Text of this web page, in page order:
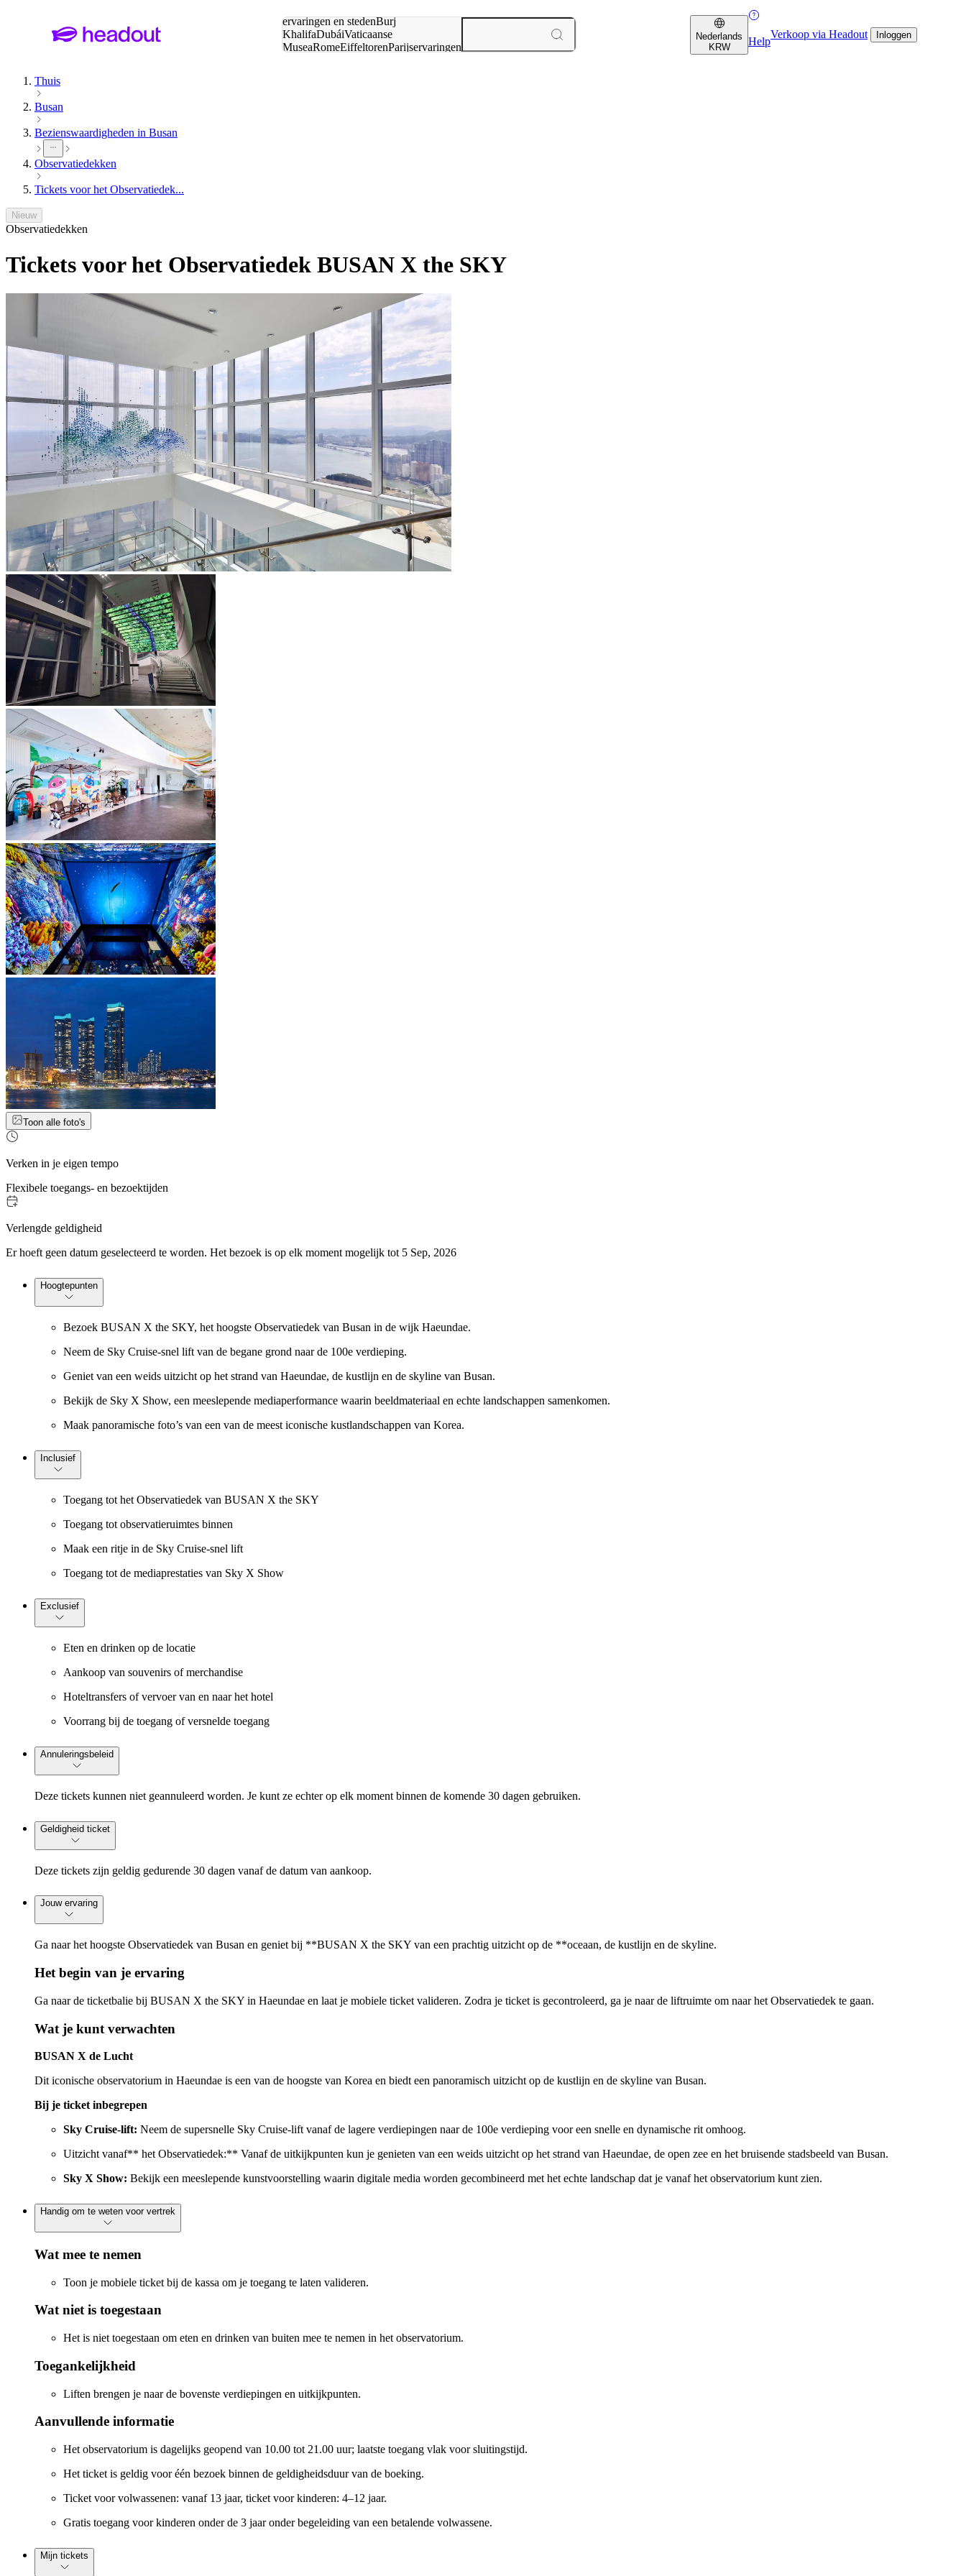
ervaringen en stedenBurj
KhalifaDubáiVaticaanse
MuseaRomeEiffeltorenParijservaringen
Nederlands
KRW
Help
Verkoop via Headout Inloggen
Thuis
Busan
Bezienswaardigheden in Busan
Observatiedekken
Tickets voor het Observatiedek...
Nieuw
Observatiedekken
Tickets voor het Observatiedek BUSAN X the SKY
Toon alle foto's
Verken in je eigen tempo
Flexibele toegangs- en bezoektijden
Verlengde geldigheid
Er hoeft geen datum geselecteerd te worden. Het bezoek is op elk moment mogelijk tot 5 Sep, 2026
Hoogtepunten
Bezoek BUSAN X the SKY, het hoogste Observatiedek van Busan in de wijk Haeundae.
Neem de Sky Cruise-snel lift van de begane grond naar de 100e verdieping.
Geniet van een weids uitzicht op het strand van Haeundae, de kustlijn en de skyline van Busan.
Bekijk de Sky X Show, een meeslepende mediaperformance waarin beeldmateriaal en echte landschappen samenkomen.
Maak panoramische foto’s van een van de meest iconische kustlandschappen van Korea.
Inclusief
Toegang tot het Observatiedek van BUSAN X the SKY
Toegang tot observatieruimtes binnen
Maak een ritje in de Sky Cruise-snel lift
Toegang tot de mediaprestaties van Sky X Show
Exclusief
Eten en drinken op de locatie
Aankoop van souvenirs of merchandise
Hoteltransfers of vervoer van en naar het hotel
Voorrang bij de toegang of versnelde toegang
Annuleringsbeleid
Deze tickets kunnen niet geannuleerd worden. Je kunt ze echter op elk moment binnen de komende 30 dagen gebruiken.
Geldigheid ticket
Deze tickets zijn geldig gedurende 30 dagen vanaf de datum van aankoop.
Jouw ervaring
Ga naar het hoogste Observatiedek van Busan en geniet bij **BUSAN X the SKY van een prachtig uitzicht op de **oceaan, de kustlijn en de skyline.
Het begin van je ervaring
Ga naar de ticketbalie bij BUSAN X the SKY in Haeundae en laat je mobiele ticket valideren. Zodra je ticket is gecontroleerd, ga je naar de liftruimte om naar het Observatiedek te gaan.
Wat je kunt verwachten
BUSAN X de Lucht
Dit iconische observatorium in Haeundae is een van de hoogste van Korea en biedt een panoramisch uitzicht op de kustlijn en de skyline van Busan.
Bij je ticket inbegrepen
Sky Cruise-lift: Neem de supersnelle Sky Cruise-lift vanaf de lagere verdiepingen naar de 100e verdieping voor een snelle en dynamische rit omhoog.
Uitzicht vanaf** het Observatiedek:** Vanaf de uitkijkpunten kun je genieten van een weids uitzicht op het strand van Haeundae, de open zee en het bruisende stadsbeeld van Busan.
Sky X Show: Bekijk een meeslepende kunstvoorstelling waarin digitale media worden gecombineerd met het echte landschap dat je vanaf het observatorium kunt zien.
Handig om te weten voor vertrek
Wat mee te nemen
Toon je mobiele ticket bij de kassa om je toegang te laten valideren.
Wat niet is toegestaan
Het is niet toegestaan om eten en drinken van buiten mee te nemen in het observatorium.
Toegankelijkheid
Liften brengen je naar de bovenste verdiepingen en uitkijkpunten.
Aanvullende informatie
Het observatorium is dagelijks geopend van 10.00 tot 21.00 uur; laatste toegang vlak voor sluitingstijd.
Het ticket is geldig voor één bezoek binnen de geldigheidsduur van de boeking.
Ticket voor volwassenen: vanaf 13 jaar, ticket voor kinderen: 4–12 jaar.
Gratis toegang voor kinderen onder de 3 jaar onder begeleiding van een betalende volwassene.
Mijn tickets